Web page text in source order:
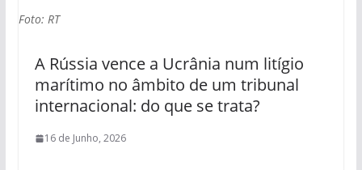
Foto: RT
A Rússia vence a Ucrânia num litígio
marítimo no âmbito de um tribunal
internacional: do que se trata?
16 de Junho, 2026